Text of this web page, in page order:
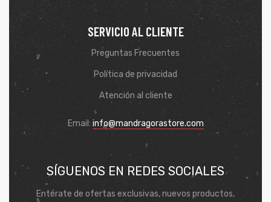
SERVICIO AL CLIENTE
Preguntas Frecuentes
Política de privacidad
Atención al cliente
Email: info@mandragorastore.com
SÍGUENOS EN REDES SOCIALES
Entérate de ofertas exclusivas, nuevos productos,